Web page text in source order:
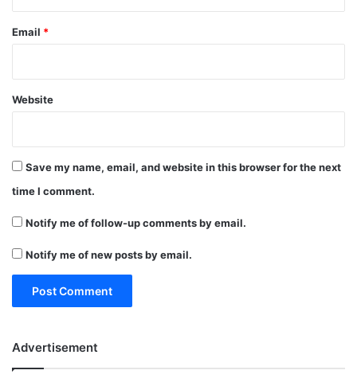
Email *
Website
Save my name, email, and website in this browser for the next
time I comment.
Notify me of follow-up comments by email.
Notify me of new posts by email.
Advertisement